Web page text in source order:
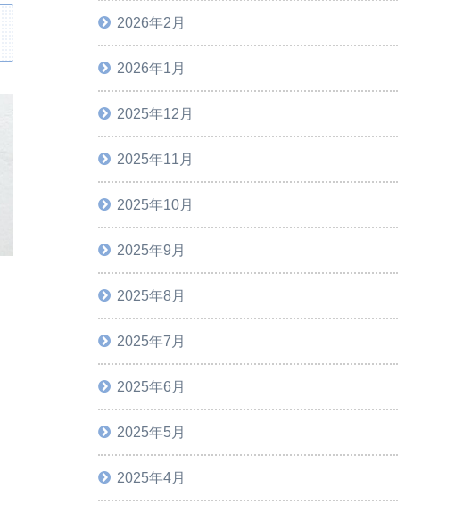
2026年2月
2026年1月
2025年12月
2025年11月
2025年10月
2025年9月
2025年8月
2025年7月
2025年6月
2025年5月
2025年4月